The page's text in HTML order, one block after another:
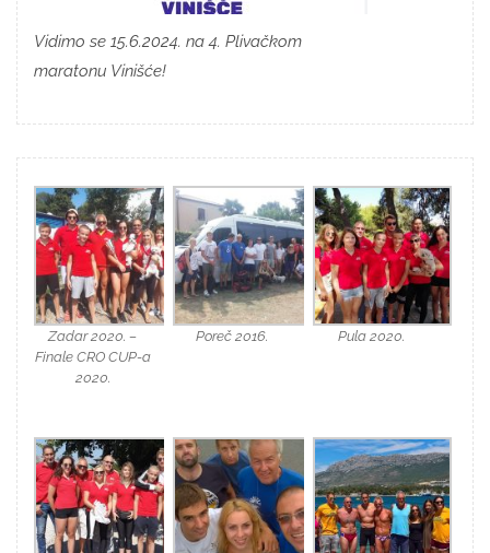
Vidimo se 15.6.2024. na 4. Plivačkom
maratonu Vinišće!
Zadar 2020. –
Finale CRO CUP-a
2020.
Poreč 2016. Pula 2020.